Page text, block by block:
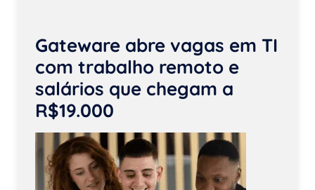
Gateware abre vagas em TI
com trabalho remoto e
salários que chegam a
R$19.000